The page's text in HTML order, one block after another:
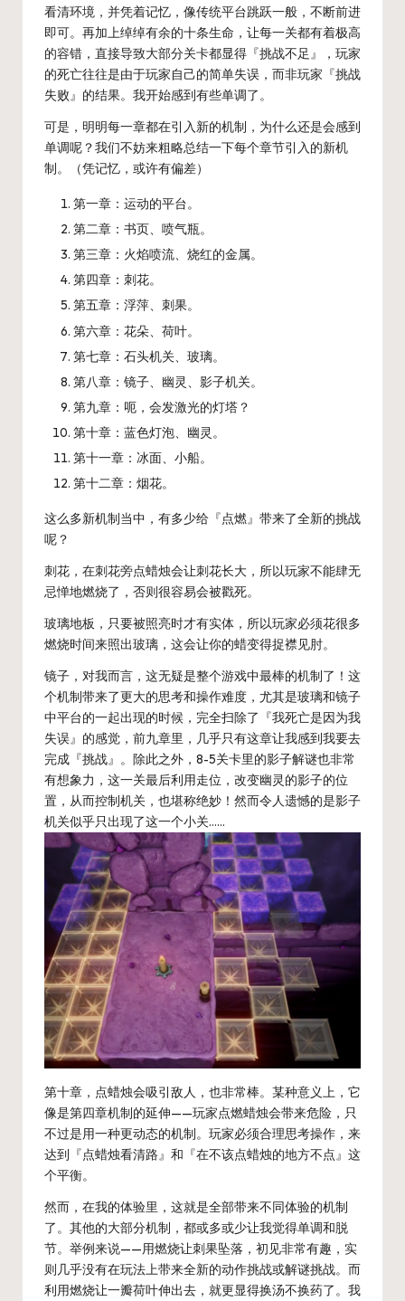
看清环境，并凭着记忆，像传统平台跳跃一般，不断前进
即可。再加上绰绰有余的十条生命，让每一关都有着极高
的容错，直接导致大部分关卡都显得『挑战不足』，玩家
的死亡往往是由于玩家自己的简单失误，而非玩家『挑战
失败』的结果。我开始感到有些单调了。
可是，明明每一章都在引入新的机制，为什么还是会感到
单调呢？我们不妨来粗略总结一下每个章节引入的新机
制。（凭记忆，或许有偏差）
第一章：运动的平台。
第二章：书页、喷气瓶。
第三章：火焰喷流、烧红的金属。
第四章：刺花。
第五章：浮萍、刺果。
第六章：花朵、荷叶。
第七章：石头机关、玻璃。
第八章：镜子、幽灵、影子机关。
第九章：呃，会发激光的灯塔？
第十章：蓝色灯泡、幽灵。
第十一章：冰面、小船。
第十二章：烟花。
这么多新机制当中，有多少给『点燃』带来了全新的挑战
呢？
刺花，在刺花旁点蜡烛会让刺花长大，所以玩家不能肆无
忌惮地燃烧了，否则很容易会被戳死。
玻璃地板，只要被照亮时才有实体，所以玩家必须花很多
燃烧时间来照出玻璃，这会让你的蜡变得捉襟见肘。
镜子，对我而言，这无疑是整个游戏中最棒的机制了！这
个机制带来了更大的思考和操作难度，尤其是玻璃和镜子
中平台的一起出现的时候，完全扫除了『我死亡是因为我
失误』的感觉，前九章里，几乎只有这章让我感到我要去
完成『挑战』。除此之外，8-5关卡里的影子解谜也非常
有想象力，这一关最后利用走位，改变幽灵的影子的位
置，从而控制机关，也堪称绝妙！然而令人遗憾的是影子
机关似乎只出现了这一个小关……
第十章，点蜡烛会吸引敌人，也非常棒。某种意义上，它
像是第四章机制的延伸——玩家点燃蜡烛会带来危险，只
不过是用一种更动态的机制。玩家必须合理思考操作，来
达到『点蜡烛看清路』和『在不该点蜡烛的地方不点』这
个平衡。
然而，在我的体验里，这就是全部带来不同体验的机制
了。其他的大部分机制，都或多或少让我觉得单调和脱
节。举例来说——用燃烧让刺果坠落，初见非常有趣，实
则几乎没有在玩法上带来全新的动作挑战或解谜挑战。而
利用燃烧让一瓣荷叶伸出去，就更显得换汤不换药了。我